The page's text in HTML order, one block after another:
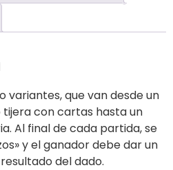
variantes, que van desde un
tijera con cartas hasta un
Al final de cada partida, se
y el ganador debe dar un
del dado.